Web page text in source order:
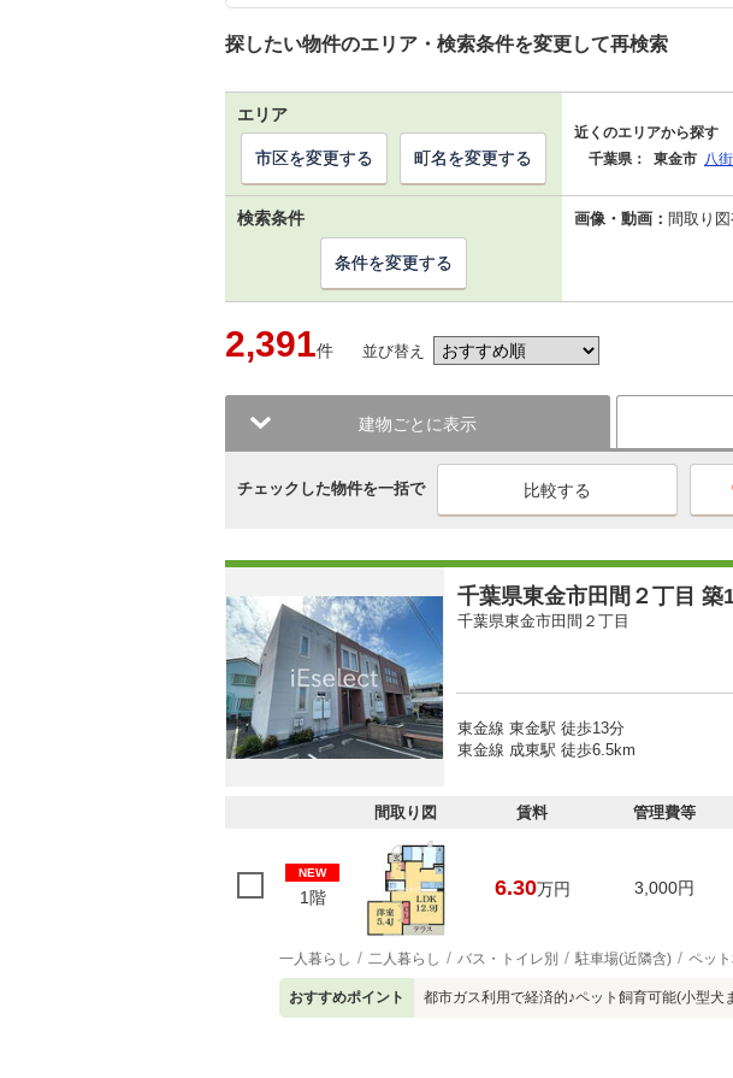
探したい物件のエリア・検索条件を変更して再検索
エリア
近くのエリアから探す
千葉県：
東金市 八
市区を変更する 町名を変更する
検索条件 画像・動画： 間取り
条件を変更する
2,391件 並び替え
建物ごとに表示
チェックした物件を一括で
千葉県東金市田間２丁目 築
千葉県東金市田間２丁目
東金線 東金駅 徒歩13分
東金線 成東駅 徒歩6.5km
間取り図 賃料 管理費等
NEW
1階 6.30万円 3,000円
一人暮らし 二人暮らし バス・トイレ別 駐車場(近隣含) ペッ
おすすめポイント 都市ガス利用で経済的♪ペット飼育可能(小型犬